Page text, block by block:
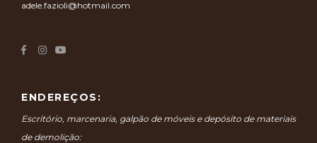
adele.fazioli@hotmail.com
ENDEREÇOS:
Escritório, marcenaria, galpão de móveis e depósito de materiais
de demolição: